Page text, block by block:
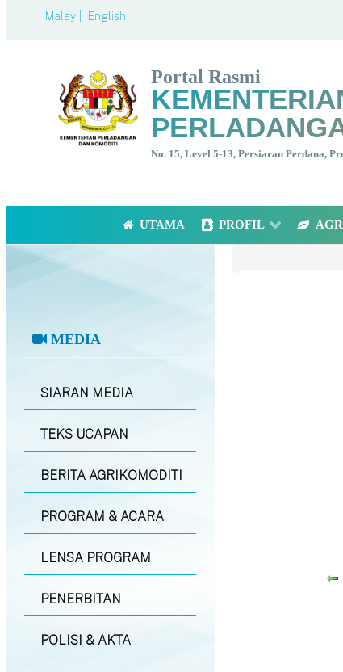
Malay | English
Portal Rasmi
No. 15, Level 5-13, Persiaran Perdana,
UTAMA PROFIL
MEDIA
SIARAN MEDIA
TEKS UCAPAN
BERITA AGRIKOMODITI
PROGRAM & ACARA
LENSA PROGRAM
PENERBITAN
POLISI & AKTA